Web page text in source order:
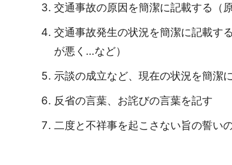
交通事故の原因を簡潔に記載する（
交通事故発生の状況を簡潔に記載す
が悪く…など）
示談の成立など、現在の状況を簡潔
反省の言葉、お詫びの言葉を記す
二度と不祥事を起こさない旨の誓い